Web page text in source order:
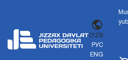
O'ZB
РУС
ENG